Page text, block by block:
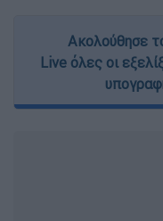
Ακολούθησε
Live όλες οι